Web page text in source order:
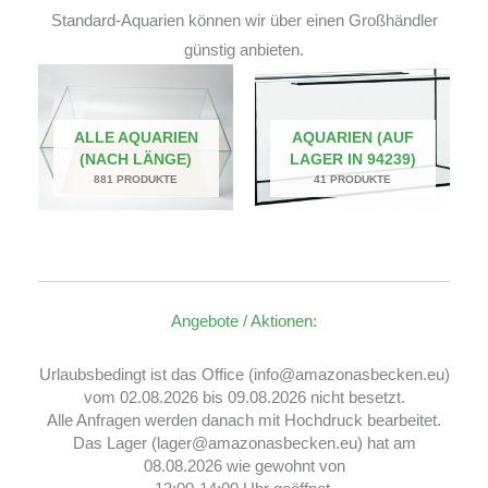
Standard-Aquarien können wir über einen Großhändler
günstig anbieten.
ALLE AQUARIEN
(NACH LÄNGE)
881 PRODUKTE
AQUARIEN (AUF
LAGER IN 94239)
41 PRODUKTE
Angebote / Aktionen:
Urlaubsbedingt ist das Office (info@amazonasbecken.eu)
vom 02.08.2026 bis 09.08.2026 nicht besetzt.
Alle Anfragen werden danach mit Hochdruck bearbeitet.
Das Lager (lager@amazonasbecken.eu) hat am
08.08.2026 wie gewohnt von